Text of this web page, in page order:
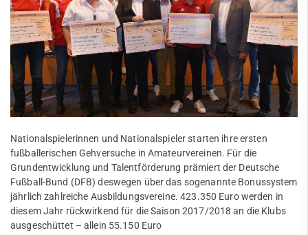
Nationalspielerinnen und Nationalspieler starten ihre ersten
fußballerischen Gehversuche in Amateurvereinen. Für die
Grundentwicklung und Talentförderung prämiert der Deutsche
Fußball-Bund (DFB) deswegen über das sogenannte Bonussystem
jährlich zahlreiche Ausbildungsvereine. 423.350 Euro werden in
diesem Jahr rückwirkend für die Saison 2017/2018 an die Klubs
ausgeschüttet – allein 55.150 Euro
Fußball
Mädchen & Damenfußball
Trainingszeiten
Mannschaften
Vereinsspielplan
Abteilungsleitung
Satzung
Quicklinks
Abteilungen
Angebote mobile
Angebote SportWelt
mobile
Kinder & Jugendliche